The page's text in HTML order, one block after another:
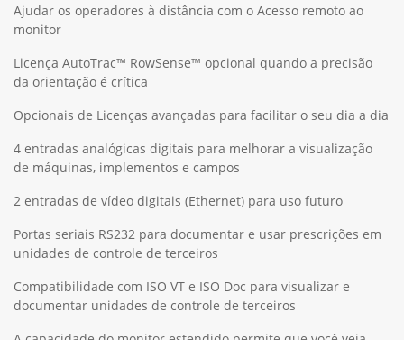
Ajudar os operadores à distância com o Acesso remoto ao
monitor
Licença AutoTrac™ RowSense™ opcional quando a precisão
da orientação é crítica
Opcionais de Licenças avançadas para facilitar o seu dia a dia
4 entradas analógicas digitais para melhorar a visualização
de máquinas, implementos e campos
2 entradas de vídeo digitais (Ethernet) para uso futuro
Portas seriais RS232 para documentar e usar prescrições em
unidades de controle de terceiros
Compatibilidade com ISO VT e ISO Doc para visualizar e
documentar unidades de controle de terceiros